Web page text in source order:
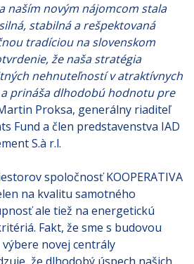
naším novým nájomcom stala
stabilná a rešpektovaná
tradíciou na slovenskom
že naša stratégia
nehnuteľností v atraktívnych
prináša dlhodobú hodnotu pre
Proksa, generálny riaditeľ
Fund a člen predstavenstva IAD
S.à r.l.
spoločnosť KOOPERATIVA
na kvalitu samotného
ale tiež na energetickú
Fakt, že sme s budovou
novej centrály